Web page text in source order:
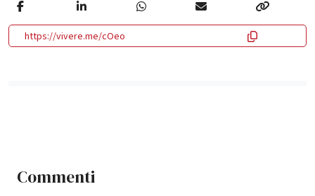
https://vivere.me/cOeo
Commenti